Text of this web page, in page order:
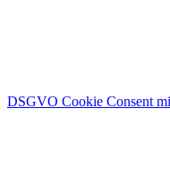
DSGVO Cookie Consent